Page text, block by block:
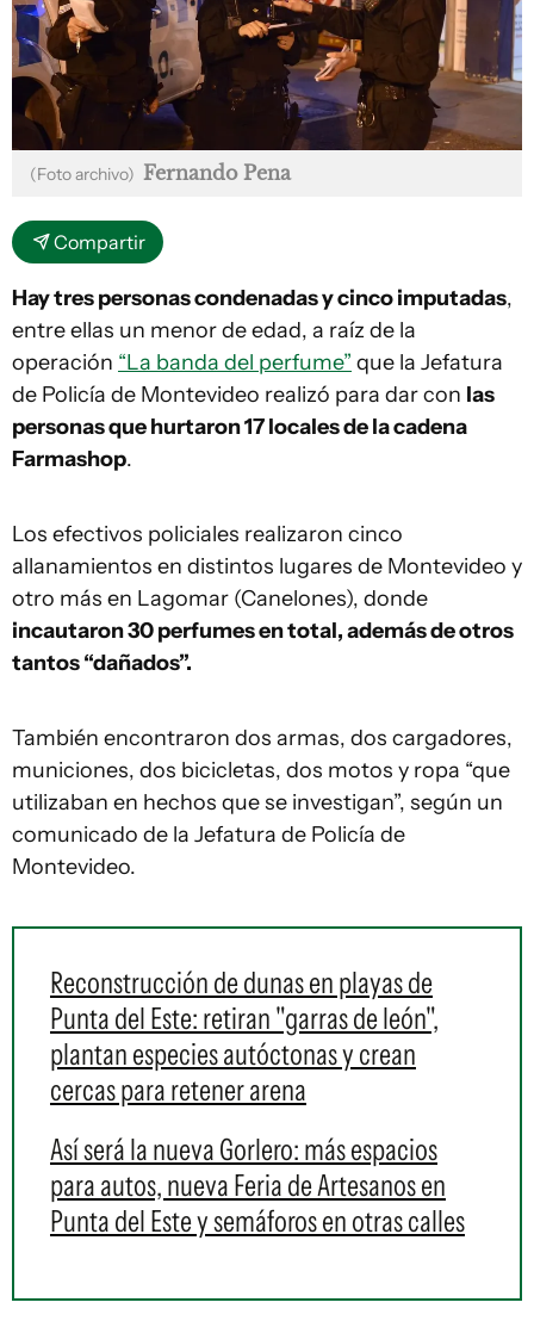
(Foto archivo) Fernando Pena
Compartir
Hay tres personas condenadas y cinco imputadas,
entre ellas un menor de edad, a raíz de la
operación “La banda del perfume” que la Jefatura
de Policía de Montevideo realizó para dar con las
personas que hurtaron 17 locales de la cadena
Farmashop.
Los efectivos policiales realizaron cinco
allanamientos en distintos lugares de Montevideo y
otro más en Lagomar (Canelones), donde
incautaron 30 perfumes en total, además de otros
tantos “dañados”.
También encontraron dos armas, dos cargadores,
municiones, dos bicicletas, dos motos y ropa “que
utilizaban en hechos que se investigan”, según un
comunicado de la Jefatura de Policía de
Montevideo.
Reconstrucción de dunas en playas de
Punta del Este: retiran "garras de león",
plantan especies autóctonas y crean
cercas para retener arena
Así será la nueva Gorlero: más espacios
para autos, nueva Feria de Artesanos en
Punta del Este y semáforos en otras calles